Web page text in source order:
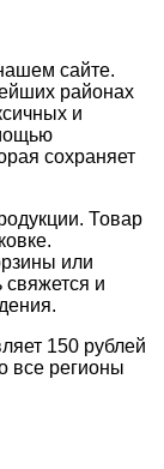
сайте.
районах
и
сохраняет
Товар
или
и
150 рублей
все регионы